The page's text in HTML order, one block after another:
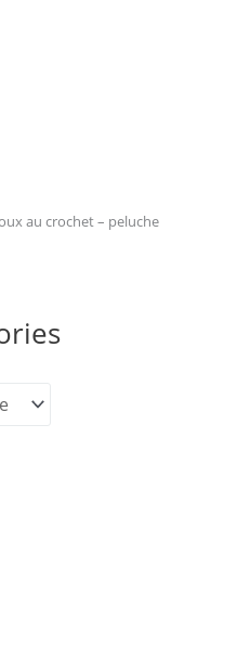
au crochet – peluche